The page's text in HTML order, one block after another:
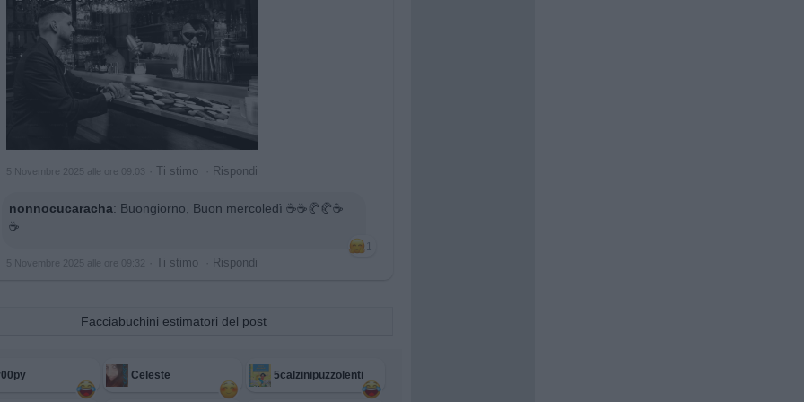
5 Novembre 2025 alle ore 09:03 Ti stimo Rispondi
nonnocucaracha: Buongiorno, Buon mercoledì ☕️☕️🥐🥐☕️
☕️
1
5 Novembre 2025 alle ore 09:32 Ti stimo Rispondi
Facciabuchini estimatori del post
Celeste 5calzinipuzzolenti